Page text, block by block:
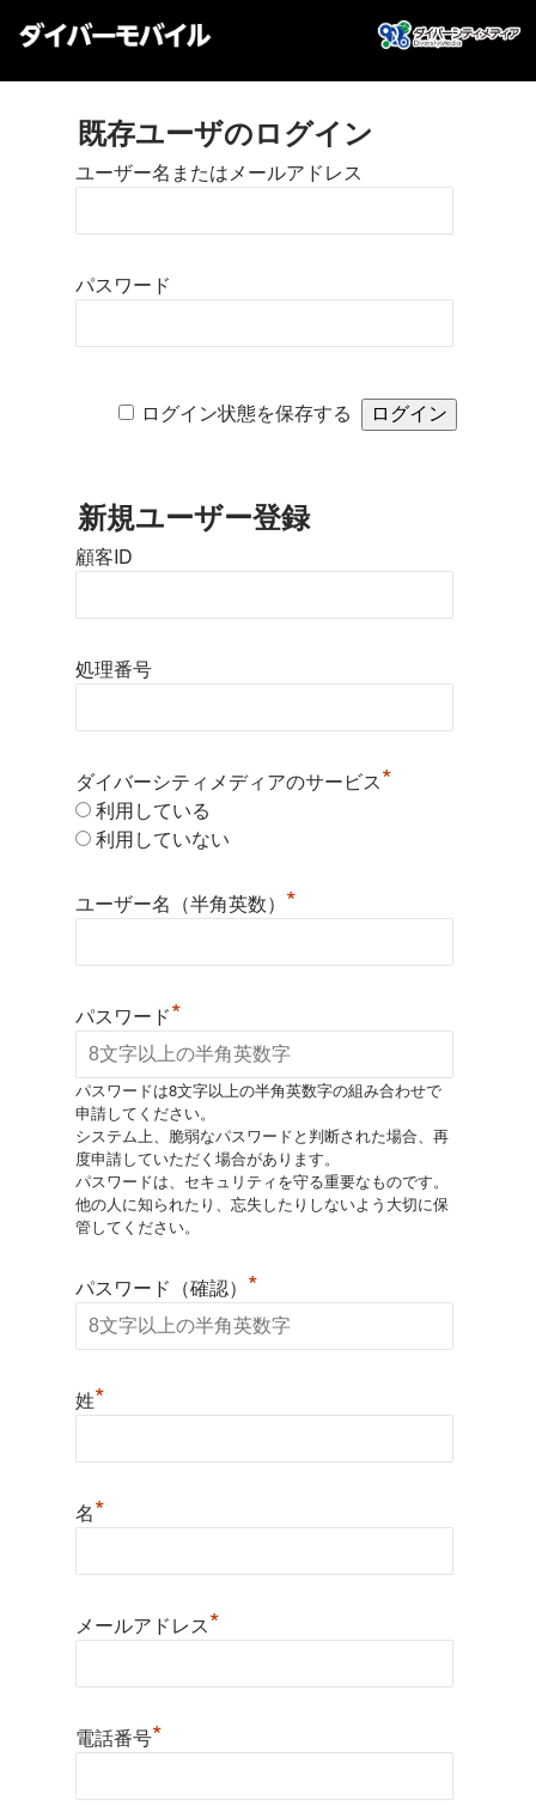
既存ユーザのログイン
ユーザー名またはメールアドレス
パスワード
ログイン状態を保存する
新規ユーザー登録
顧客ID
処理番号
ダイバーシティメディアのサービス*
利用している
利用していない
ユーザー名（半角英数） *
パスワード*
パスワードは8文字以上の半角英数字の組み合わせで
申請してください。
システム上、脆弱なパスワードと判断された場合、再
度申請していただく場合があります。
パスワードは、セキュリティを守る重要なものです。
他の人に知られたり、忘失したりしないよう大切に保
管してください。
パスワード（確認） *
姓*
名*
メールアドレス*
電話番号*